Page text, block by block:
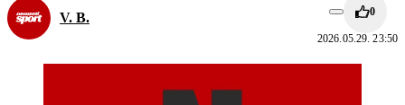
V. B. 0
2026.05.29. 23:50